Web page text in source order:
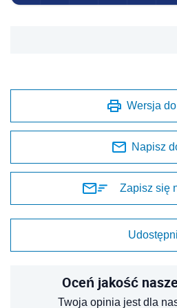
Wersja
Napisz
Zapisz się
Oceń jakość
Twoja opinia jest dla